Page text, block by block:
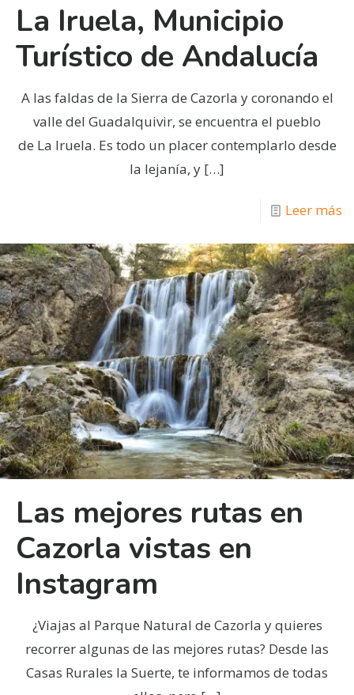
La Iruela, Municipio
Turístico de Andalucía
A las faldas de la Sierra de Cazorla y coronando el
valle del Guadalquivir, se encuentra el pueblo
de La Iruela. Es todo un placer contemplarlo desde
la lejanía, y […]
Leer más
Las mejores rutas en
Cazorla vistas en
Instagram
¿Viajas al Parque Natural de Cazorla y quieres
recorrer algunas de las mejores rutas? Desde las
Casas Rurales la Suerte, te informamos de todas